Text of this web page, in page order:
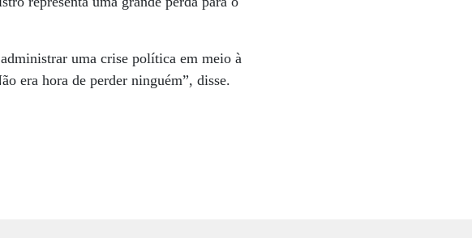
uma crise política em meio à
era hora de perder ninguém”, disse.